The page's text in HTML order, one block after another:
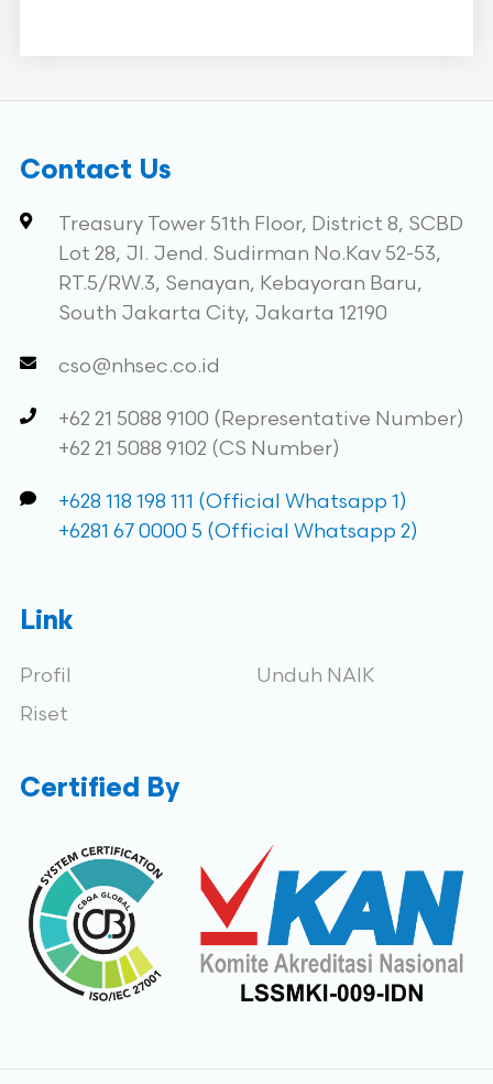
Contact Us
Treasury Tower 51th Floor, District 8, SCBD
Lot 28, Jl. Jend. Sudirman No.Kav 52-53,
RT.5/RW.3, Senayan, Kebayoran Baru,
South Jakarta City, Jakarta 12190
cso@nhsec.co.id
+62 21 5088 9100 (Representative Number)
+62 21 5088 9102 (CS Number)
+628 118 198 111 (Official Whatsapp 1)
+6281 67 0000 5 (Official Whatsapp 2)
Link
Profil
Riset
Unduh NAIK
Certified By